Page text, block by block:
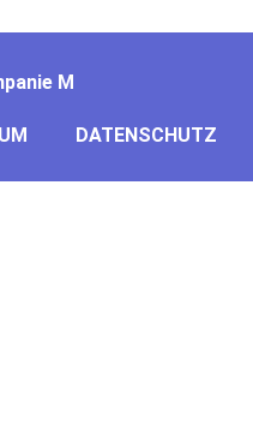
M
DATENSCHUTZ